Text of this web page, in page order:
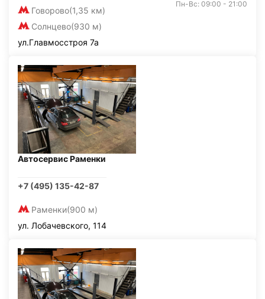
Говорово(1,35 км)
Солнцево(930 м)
Пн-Вс: 09:00 - 21:00
ул.Главмосстроя 7а
Автосервис Раменки
+7 (495) 135-42-87
Раменки(900 м)
ул. Лобачевского, 114